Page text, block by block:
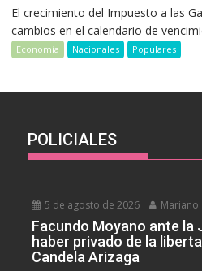
El crecimiento del Impuesto a las
cambios en el calendario de
Economía Nacionales Populares
POLICIALES
5 de agosto de 2026 Mariano
Facundo Moyano ante la
haber privado de la
Candela Arizaga